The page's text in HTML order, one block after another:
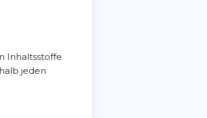
Inhaltsstoffe
jeden